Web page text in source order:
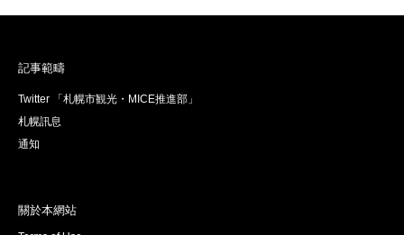
記事範疇
Twitter 「札幌市観光・MICE推進部」
札幌訊息
通知
關於本網站